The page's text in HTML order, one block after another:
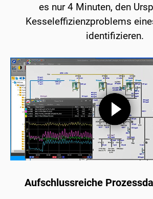
es nur 4 Minuten, den
Kesseleffizienzproblems
identifizieren.
Aufschlussreiche